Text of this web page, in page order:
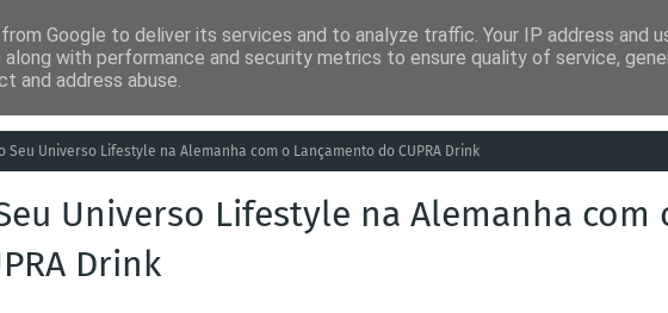
Tecnologia Análises Entretenimento Humor Saúde
Seu Universo Lifestyle na Alemanha com o Lançamento do CUPRA Drink
Universo Lifestyle na Alemanha com
Drink
Google to deliver its services and to analyze traffic. Your IP address and
along with performance and security metrics to ensure quality of service,
and address abuse.